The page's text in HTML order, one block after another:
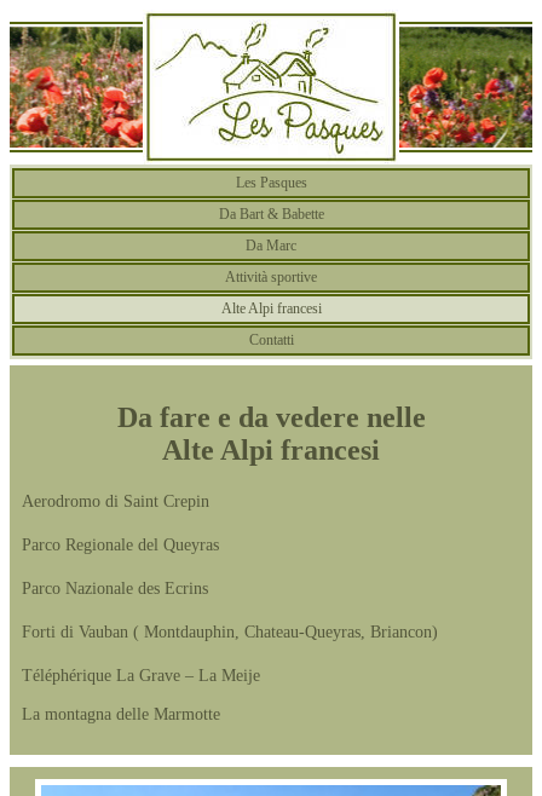
Les Pasques
Da Bart & Babette
Da Marc
Attività sportive
Alte Alpi francesi
Contatti
Da fare e da vedere nelle
Alte Alpi francesi
Aerodromo di Saint Crepin
Parco Regionale del Queyras
Parco Nazionale des Ecrins
Forti di Vauban ( Montdauphin, Chateau-Queyras, Briancon)
Téléphérique La Grave – La Meije
La montagna delle Marmotte